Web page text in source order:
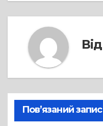
Від
Пов’язаний запис